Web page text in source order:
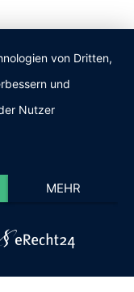
von Dritten,
und
Nutzer
MEHR